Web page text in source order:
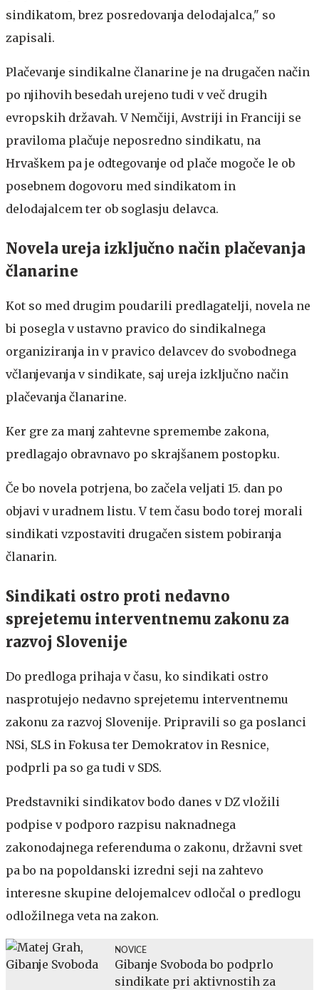
sindikatom, brez posredovanja delodajalca," so
zapisali.
Plačevanje sindikalne članarine je na drugačen način
po njihovih besedah urejeno tudi v več drugih
evropskih državah. V Nemčiji, Avstriji in Franciji se
praviloma plačuje neposredno sindikatu, na
Hrvaškem pa je odtegovanje od plače mogoče le ob
posebnem dogovoru med sindikatom in
delodajalcem ter ob soglasju delavca.
Novela ureja izključno način plačevanja
članarine
Kot so med drugim poudarili predlagatelji, novela ne
bi posegla v ustavno pravico do sindikalnega
organiziranja in v pravico delavcev do svobodnega
včlanjevanja v sindikate, saj ureja izključno način
plačevanja članarine.
Ker gre za manj zahtevne spremembe zakona,
predlagajo obravnavo po skrajšanem postopku.
Če bo novela potrjena, bo začela veljati 15. dan po
objavi v uradnem listu. V tem času bodo torej morali
sindikati vzpostaviti drugačen sistem pobiranja
članarin.
Sindikati ostro proti nedavno
sprejetemu interventnemu zakonu za
razvoj Slovenije
Do predloga prihaja v času, ko sindikati ostro
nasprotujejo nedavno sprejetemu interventnemu
zakonu za razvoj Slovenije. Pripravili so ga poslanci
NSi, SLS in Fokusa ter Demokratov in Resnice,
podprli pa so ga tudi v SDS.
Predstavniki sindikatov bodo danes v DZ vložili
podpise v podporo razpisu naknadnega
zakonodajnega referenduma o zakonu, državni svet
pa bo na popoldanski izredni seji na zahtevo
interesne skupine delojemalcev odločal o predlogu
odložilnega veta na zakon.
NOVICE
Gibanje Svoboda bo podprlo
sindikate pri aktivnostih za